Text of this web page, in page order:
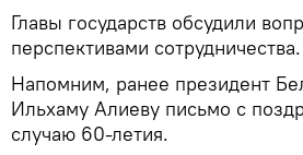
Главы государств обсудили
перспективами сотрудничества.
Напомним, ранее президент
Ильхаму Алиеву письмо с
случаю 60-летия.